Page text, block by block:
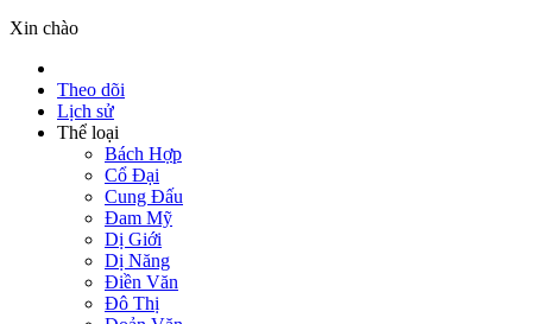
Xin chào
Theo dõi
Lịch sử
Thể loại
Bách Hợp
Cổ Đại
Cung Đấu
Đam Mỹ
Dị Giới
Dị Năng
Điền Văn
Đô Thị